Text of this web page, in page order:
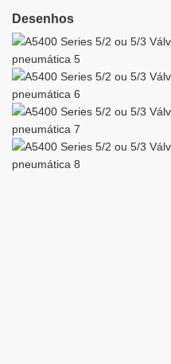
Desenhos